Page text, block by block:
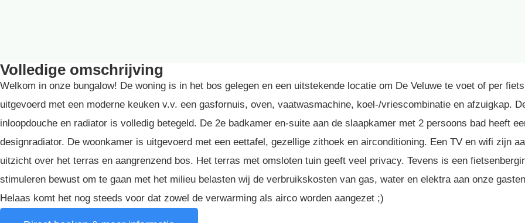
Volledige omschrijving
Welkom in onze bungalow! De woning is in het bos gelegen en een uitstekende locatie om De Veluwe te voet of per
uitgevoerd met een moderne keuken v.v. een gasfornuis, oven, vaatwasmachine, koel-/vriescombinatie en afzuigkap.
inloopdouche en radiator is volledig betegeld. De 2e badkamer en-suite aan de slaapkamer met 2 persoons bad heeft
designradiator. De woonkamer is uitgevoerd met een eettafel, gezellige zithoek en airconditioning. Een TV en wifi zijn
uitzicht over het terras en aangrenzend bos. Het terras met omsloten tuin geeft veel privacy. Tevens is een
stimuleren bewust om te gaan met het milieu belasten wij de verbruikskosten van gas, water en elektra aan onze
Helaas komt het nog steeds voor dat zowel de verwarming als airco worden aangezet ;)